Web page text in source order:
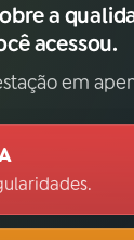
a
acessou.
em